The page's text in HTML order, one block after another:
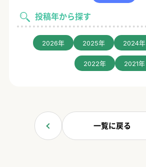
投稿年から探す
2026年 2025年 2024年
2022年 2021年
一覧に戻る